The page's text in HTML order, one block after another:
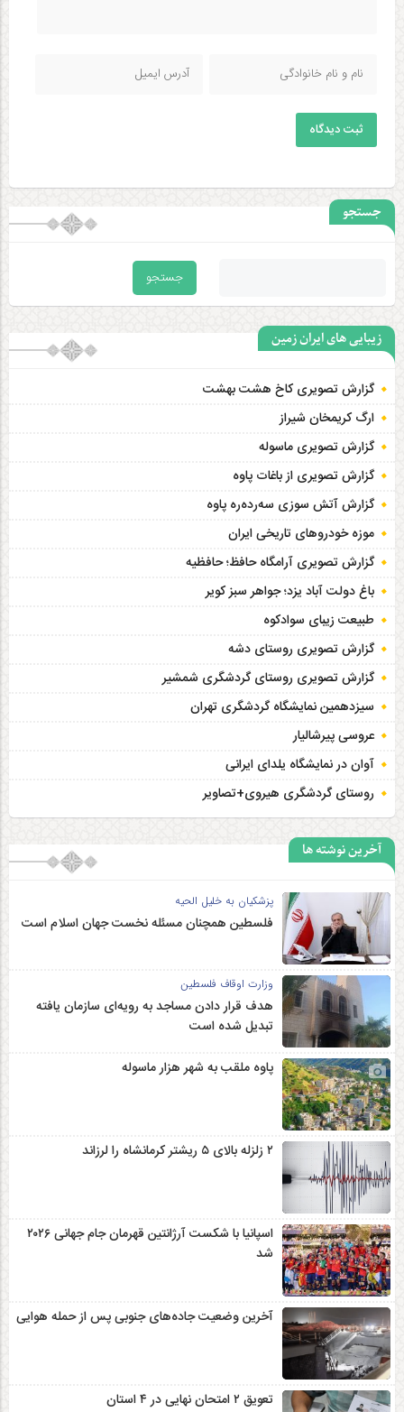
ثبت دیدگاه
جستجو
زیبایی های ایران زمین
گزارش تصویری کاخ هشت‌ بهشت
ارگ کریمخان شیراز
گزارش تصویری ماسوله
گزارش تصویری از باغات پاوه
گزارش آتش سوزی سەردەرە پاوه
موزه خودروهای تاریخی ایران
گزارش تصویری آرامگاه حافظ؛ حافظیه‎
باغ دولت آباد یزد؛ جواهر سبز کویر
طبیعت زیبای سوادکوه
گزارش تصویری روستای دشه
گزارش تصویری روستای گردشگری شمشیر
سیزدهمین نمایشگاه گردشگری تهران
عروسی پیرشالیار
آوان در نمایشگاه یلدای ایرانی
روستای گردشگری هیروی+تصاویر
آخرین نوشته ها
پزشکیان به خلیل الحیه
فلسطین همچنان مسئله نخست جهان اسلام است
وزارت اوقاف فلسطین
هدف قرار دادن مساجد به رویه‌ای سازمان‌ یافته
تبدیل شده است
پاوه ملقب به شهر هزار ماسوله
۲ زلزله‌ بالای ۵ ریشتر کرمانشاه را لرزاند
اسپانیا با شکست آرژانتین قهرمان جام جهانی ۲۰۲۶
شد
آخرین وضعیت جاده‌های جنوبی پس از حمله هوایی
تعویق ۲ امتحان نهایی در ۴ استان